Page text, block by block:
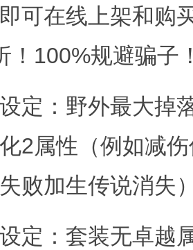
可在线上架和购
！100%规避骗子
定：野外最大掉
2属性（例如减
败加生传说消失
定：套装无卓越